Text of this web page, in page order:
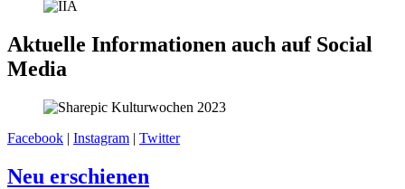
Aktuelle Informationen auch auf Social
Media
Facebook | Instagram | Twitter
Neu erschienen